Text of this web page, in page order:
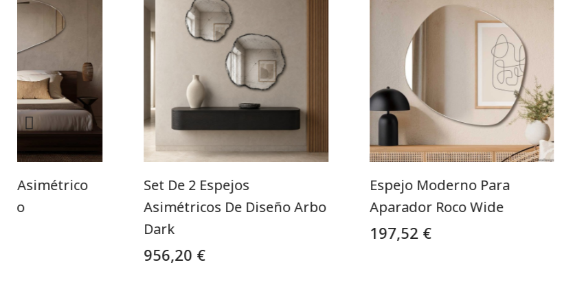
Asimétrico
Set De 2 Espejos
Asimétricos De Diseño Arbo
Dark
956,20 €
Espejo Moderno Para
Aparador Roco Wide
197,52 €